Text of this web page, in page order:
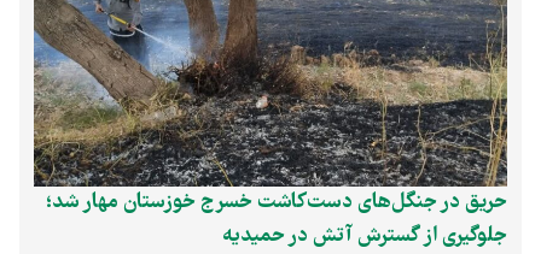
حریق در جنگل‌های دست‌کاشت خسرج خوزستان مهار شد؛
جلوگیری از گسترش آتش در حمیدیه